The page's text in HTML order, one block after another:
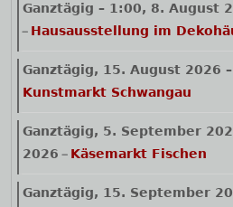
Ganztägig – 1:00, 8. August
– Hausausstellung im
Ganztägig, 15. August 2026 –
Kunstmarkt Schwangau
Ganztägig, 5. September
2026 – Käsemarkt Fischen
Ganztägig, 15. September